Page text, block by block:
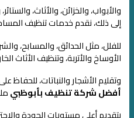
والأبواب، والخزائن، والأثاث،
إلى ذلك، نقدم خدمات تنظيف
للفلل، مثل الحدائق، والمسابح،
الأوساخ والأتربة، وتنظيف الأثاث
وتقليم الأشجار والنباتات، للحفاظ
أفضل شركة تنظيف بأبوظبي